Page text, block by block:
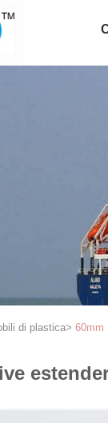
di plastica> 60mm